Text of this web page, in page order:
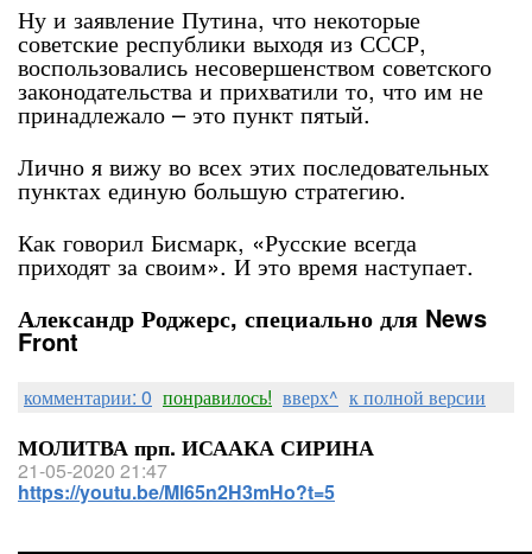
Ну и заявление Путина, что некоторые
советские республики выходя из СССР,
воспользовались несовершенством советского
законодательства и прихватили то, что им не
принадлежало – это пункт пятый.
Лично я вижу во всех этих последовательных
пунктах единую большую стратегию.
Как говорил Бисмарк, «Русские всегда
приходят за своим». И это время наступает.
Александр Роджерс, специально для News
Front
комментарии: 0 понравилось! вверх^ к полной версии
МОЛИТВА прп. ИСААКА СИРИНА
21-05-2020 21:47
https://youtu.be/Ml65n2H3mHo?t=5